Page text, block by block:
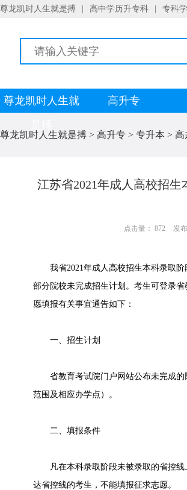
尊龙凯时人生就是搏 高中学历升专科 专科
尊龙凯时人生就
高升专
尊龙凯时人生就是搏 > 高升专 > 专升本 > 高
江苏省2021年成人高校招
点击量： 872 发
我省2021年成人高校招生本科录取阶
部分院校未完成招生计划。考生可登录
愿填报有关事宜通告如下：
一、招生计划
省教育考试院门户网站公布未完成的
范围及相应办学点）。
二、填报条件
凡在本科录取阶段未被录取的省控线
达省控线的考生，不能填报征求志愿。